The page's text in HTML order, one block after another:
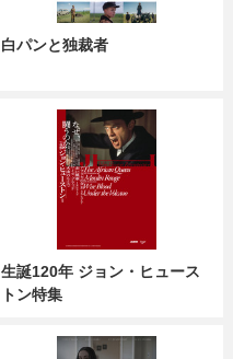
白パンと独裁者
生誕120年 ジョン・ヒュース
トン特集